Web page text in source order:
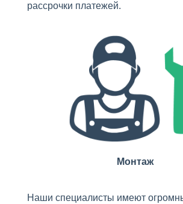
рассрочки платежей.
Монтаж
Наши специалисты имеют